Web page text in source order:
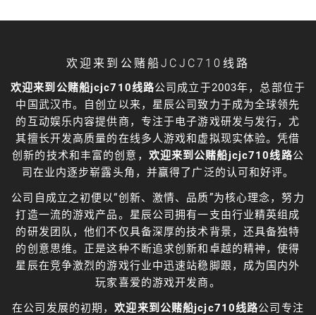
欢迎来到公赌船JCJC710线路
欢迎来到公赌船jcjc710线路公司成立于2003年，总部位于
中国武汉市。自创立以来，星辰公司致力于成为全球领先
的互动娱乐内容提供商，专注于电子游戏研发与发行，尤
其擅长开发高质量的在线多人游戏和虚拟现实体验。凭借
创新的技术和丰富的创意， 欢迎来到公赌船jcjc710线路公
司在业内逐步崭露头角，并赢得了广泛的认可和好评。
公司自成立之初便以“创新、激情、品质”为核心理念，努力
打造一流的游戏产品。星辰公司拥有一支由行业精英组成
的研发团队，他们不仅具备深厚的技术背景，还具备独特
的创意思维。正是这种不断追求创新和卓越的精神，使得
星辰在竞争激烈的游戏行业中迅速站稳脚跟，成为国内外
玩家喜爱的游戏开发商。
在公司发展的初期，欢迎来到公赌船jcjc710线路公司专注